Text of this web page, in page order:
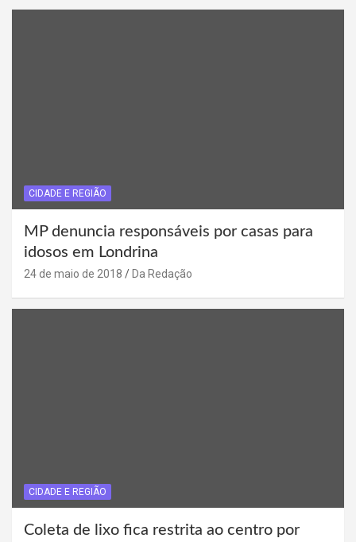
CIDADE E REGIÃO
MP denuncia responsáveis por casas para
idosos em Londrina
24 de maio de 2018 Da Redação
CIDADE E REGIÃO
Coleta de lixo fica restrita ao centro por